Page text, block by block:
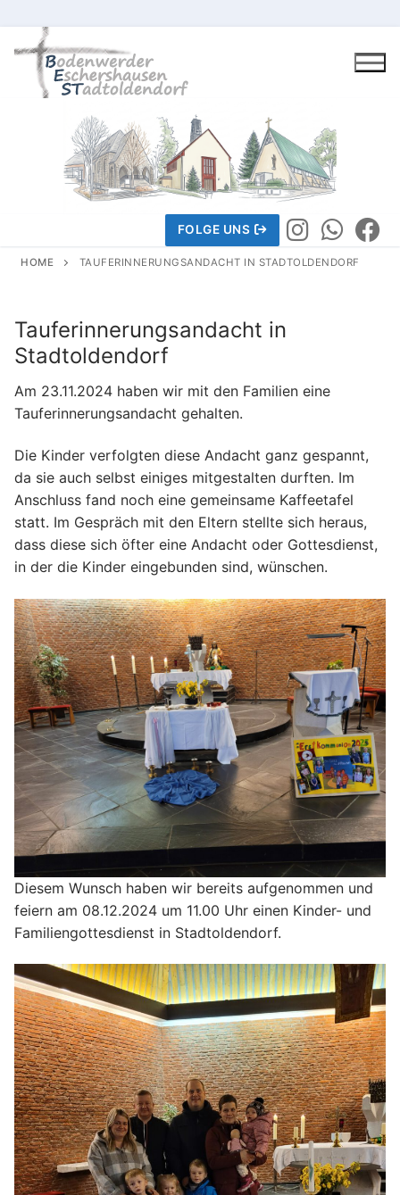
content
FOLGE UNS
Gemeindeleben
Wir über uns
Wir über uns
Der Pfarrgemeinderat
Wir sind für Sie da
Institutionelle Schutzkonzept (ISK)
Gemeindezeitung & Pfarrnachrichten
Gruppen und Aktivitäten
Gruppen und Aktivitäten
Jugend-Veranstaltungs-Infos
Frauengruppe
Frühschichten
Kindergottesdienst- vorbereitung
Kirchenchor
Kolpingfamilie
Liturgie- und Gemeindekreise
MessdienerInnen-Gruppe
Sternsinger
Tabea Boutique
Taizé-Kreis
Vespergruppe
Volleyball „Kath. Jugend“
Zukunftswerkstatt
HOME TAUFERINNERUNGSANDACHT IN STADTOLDENDORF
Tauferinnerungsandacht in
Stadtoldendorf
Am 23.11.2024 haben wir mit den Familien eine
Tauferinnerungsandacht gehalten.
Die Kinder verfolgten diese Andacht ganz gespannt,
da sie auch selbst einiges mitgestalten durften. Im
Anschluss fand noch eine gemeinsame Kaffeetafel
statt. Im Gespräch mit den Eltern stellte sich heraus,
dass diese sich öfter eine Andacht oder Gottesdienst,
in der die Kinder eingebunden sind, wünschen.
Diesem Wunsch haben wir bereits aufgenommen und
feiern am 08.12.2024 um 11.00 Uhr einen Kinder- und
Familiengottesdienst in Stadtoldendorf.